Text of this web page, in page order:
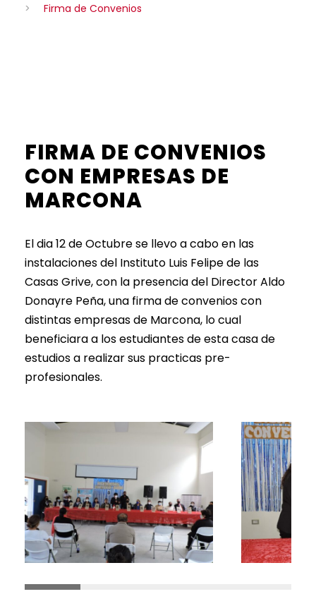
>
Firma de Convenios
FIRMA DE CONVENIOS
CON EMPRESAS DE
MARCONA
El dia 12 de Octubre se llevo a cabo en las
instalaciones del Instituto Luis Felipe de las
Casas Grive, con la presencia del Director Aldo
Donayre Peña, una firma de convenios con
distintas empresas de Marcona, lo cual
beneficiara a los estudiantes de esta casa de
estudios a realizar sus practicas pre-
profesionales.